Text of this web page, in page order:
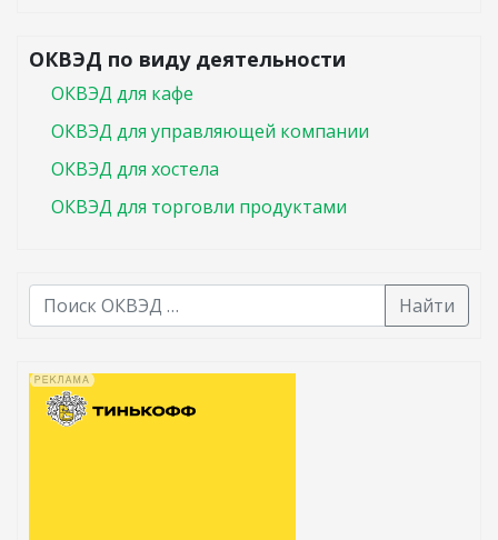
ОКВЭД по виду деятельности
ОКВЭД для кафе
ОКВЭД для управляющей компании
ОКВЭД для хостела
ОКВЭД для торговли продуктами
Найти
В списке найденных результатов используйте